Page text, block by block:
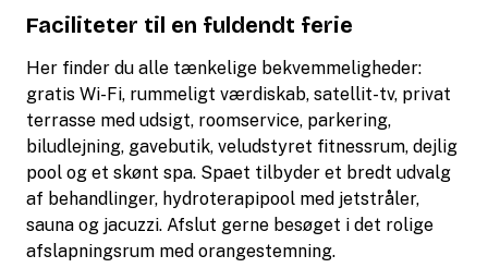
Faciliteter til en fuldendt ferie
Her finder du alle tænkelige bekvemmeligheder:
gratis Wi-Fi, rummeligt værdiskab, satellit-tv, privat
terrasse med udsigt, roomservice, parkering,
biludlejning, gavebutik, veludstyret fitnessrum, dejlig
pool og et skønt spa. Spaet tilbyder et bredt udvalg
af behandlinger, hydroterapipool med jetstråler,
sauna og jacuzzi. Afslut gerne besøget i det rolige
afslapningsrum med orangestemning.